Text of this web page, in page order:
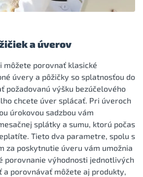
a úverov
môžete porovnať klasické
úvery a pôžičky so splatnosťou do
požadovanú výšku bezúčelového
chcete úver splácať. Pri úveroch
úrokovou sadzbou vám
splátky a sumu, ktorú počas
Tieto dva parametre, spolu s
za poskytnutie úveru vám umožnia
porovnanie výhodnosti jednotlivých
a porovnávať môžete aj produkty,